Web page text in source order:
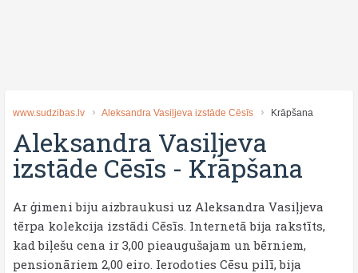
www.sudzibas.lv Aleksandra Vasiļjeva izstāde Cēsīs Krāpšana
Aleksandra Vasiļjeva
izstāde Cēsīs - Krāpšana
Ar ģimeni biju aizbraukusi uz Aleksandra Vasiļjeva
tērpa kolekcija izstādi Cēsīs. Internetā bija rakstīts,
kad biļešu cena ir 3,00 pieaugušajam un bērniem,
pensionāriem 2,00 eiro. Ierodoties Cēsu pilī, bija